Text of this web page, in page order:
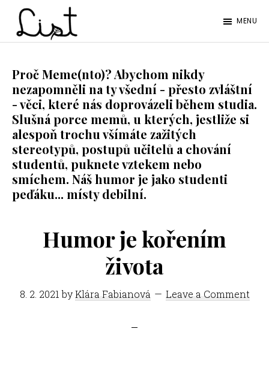
Skip
content
Skip
LIST
časopis
SŠPGHS
Litoměřice
MENU
Proč Meme(nto)? Abychom nikdy
nezapomněli na ty všední - přesto zvláštní
- věci, které nás doprovázeli během studia.
Slušná porce memů, u kterých, jestliže si
alespoň trochu všímáte zažitých
stereotypů, postupů učitelů a chování
studentů, puknete vztekem nebo
smíchem. Náš humor je jako studenti
peďáku... místy debilní.
Humor je kořením
života
8. 2. 2021 byKlára Fabianová Leave a Comment